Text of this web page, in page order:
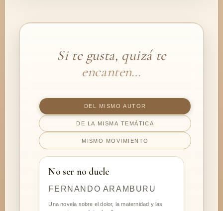
Si te gusta, quizá te
encanten…
DEL MISMO AUTOR
DE LA MISMA TEMÁTICA
MISMO MOVIMIENTO
No ser no duele
FERNANDO ARAMBURU
Una novela sobre el dolor, la maternidad y las